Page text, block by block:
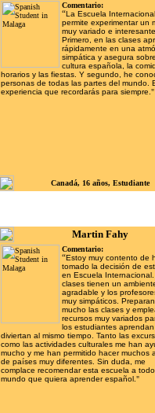
Comentario:
“La Escuela Internacional
permite experimentar un
muy variado e
Primero, en las clases
rápidamente en una
simpática y asegura
cultura española, la
horarios y las fiestas. Y segundo, he
personas de todas las partes del mundo.
experiencia que recordarás para siempre. "
Canadá, 16 años, Estudiante
Martin Fahy
Comentario:
“Estoy muy contento de
tomado la decisión de
en Escuela
clases tienen un
agradable y los
muy simpáticos. Preparan
mucho las clases y
recursos muy variados
los estudiantes
diviertan al mismo tiempo. Tanto las
como las actividades culturales me han
mucho y me han permitido hacer muchos
de países muy diferentes. Sin duda, me
complace recomendar esta escuela a
mundo que quiera aprender español. "